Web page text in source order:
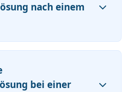
nach einem
bei einer